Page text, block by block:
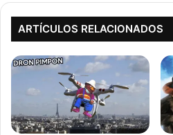
ARTÍCULOS RELACIONADOS